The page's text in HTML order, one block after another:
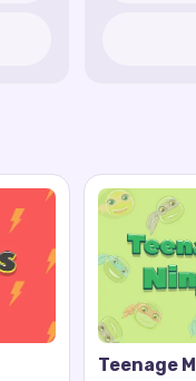
Teenage